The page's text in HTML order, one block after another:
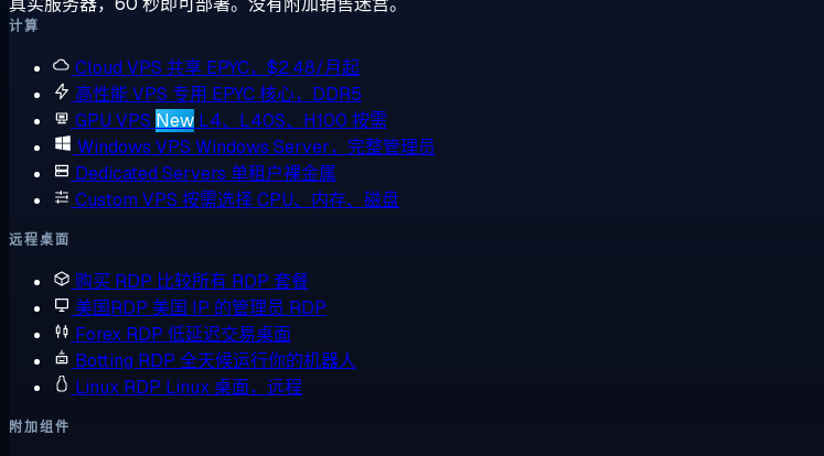
计算
Cloud VPS 共享 EPYC，$2.48/月起
高性能 VPS 专用 EPYC 核心，DDR5
GPU VPS New L4、L40S、H100 按需
Windows VPS Windows Server，完整管理员
Dedicated Servers 单租户裸金属
Custom VPS 按需选择 CPU、内存、磁盘
远程桌面
购买 RDP 比较所有 RDP 套餐
美国RDP 美国 IP 的管理员 RDP
Forex RDP 低延迟交易桌面
Botting RDP 全天候运行你的机器人
Linux RDP Linux 桌面，远程
附加组件